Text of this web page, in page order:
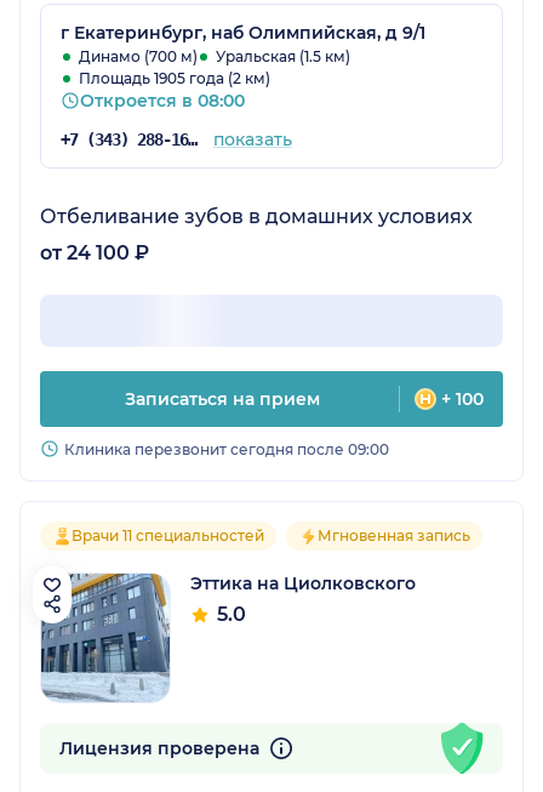
г Екатеринбург, наб Олимпийская, д 9/1
Динамо (700 м)
Уральская (1.5 км)
Площадь 1905 года (2 км)
Откроется в 08:00
+7 (343) 288-16-78 показать
Отбеливание зубов в домашних условиях
от 24 100 ₽
Записаться на прием + 100
Клиника перезвонит сегодня после 09:00
Врачи 11 специальностей Мгновенная запись
Эттика на Циолковского
5.0
Лицензия проверена